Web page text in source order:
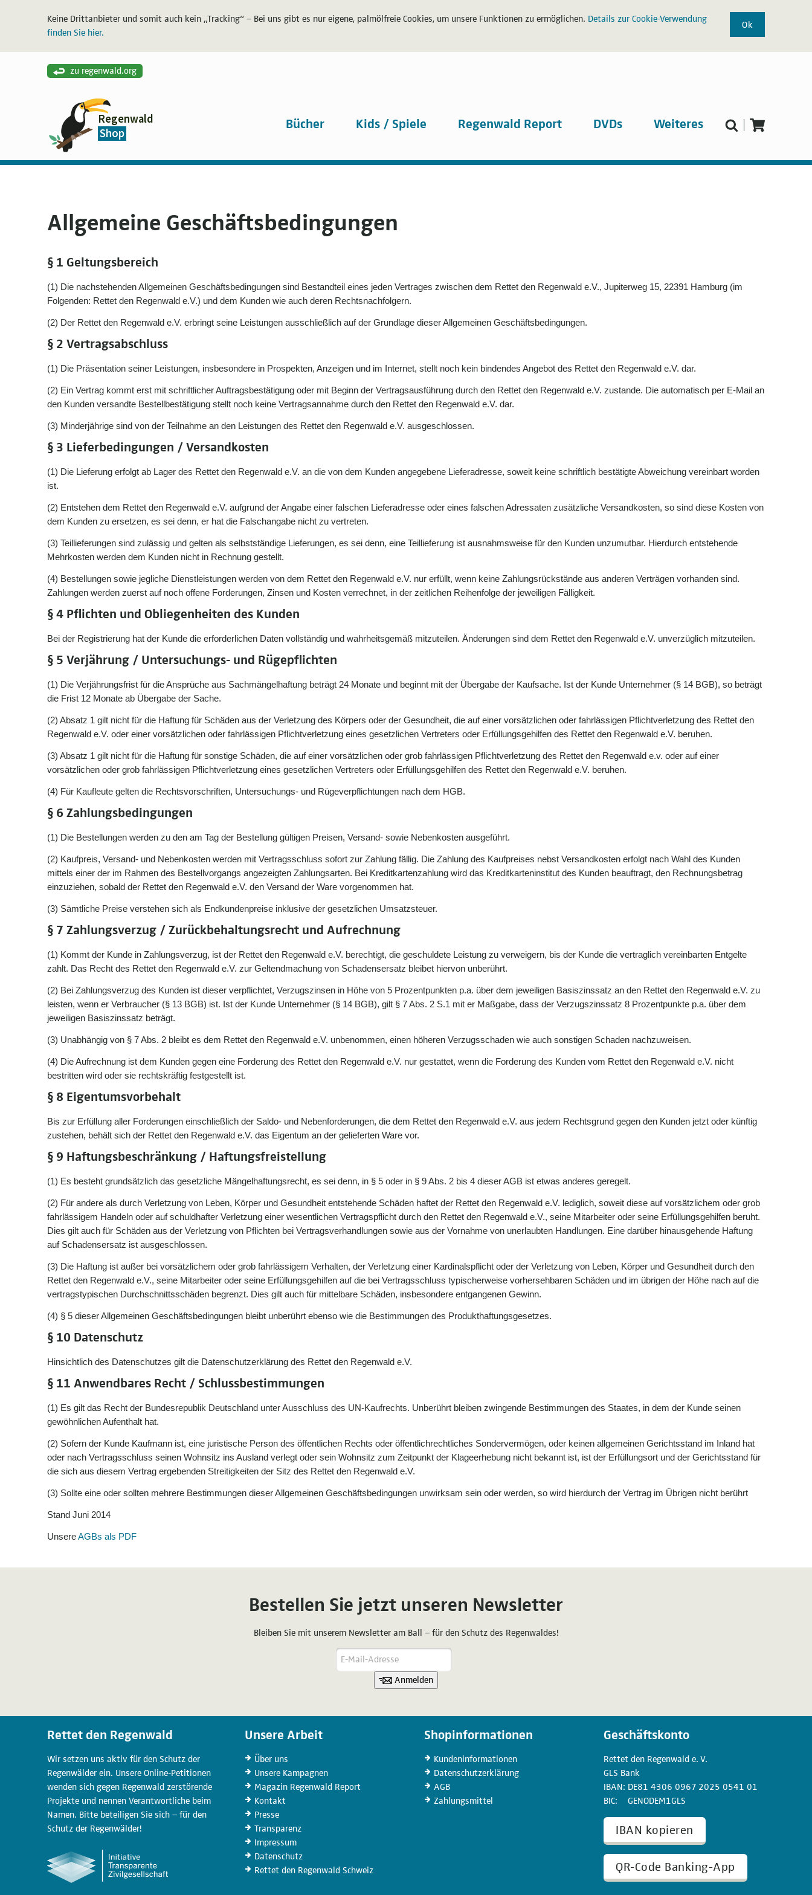
Ok
Keine Drittanbieter und somit auch kein „Tracking“ – Bei uns gibt es nur eigene, palmölfreie Cookies, um unsere Funktionen zu ermöglichen. Details zur Cookie-Verwendung
finden Sie hier.
zu regenwald.org
Regenwald
Shop
Bücher Kids / Spiele Regenwald Report DVDs Weiteres
Allgemeine Geschäftsbedingungen
§ 1 Geltungsbereich
(1) Die nachstehenden Allgemeinen Geschäftsbedingungen sind Bestandteil eines jeden Vertrages zwischen dem Rettet den Regenwald e.V., Jupiterweg 15, 22391 Hamburg (im
Folgenden: Rettet den Regenwald e.V.) und dem Kunden wie auch deren Rechtsnachfolgern.
(2) Der Rettet den Regenwald e.V. erbringt seine Leistungen ausschließlich auf der Grundlage dieser Allgemeinen Geschäftsbedingungen.
§ 2 Vertragsabschluss
(1) Die Präsentation seiner Leistungen, insbesondere in Prospekten, Anzeigen und im Internet, stellt noch kein bindendes Angebot des Rettet den Regenwald e.V. dar.
(2) Ein Vertrag kommt erst mit schriftlicher Auftragsbestätigung oder mit Beginn der Vertragsausführung durch den Rettet den Regenwald e.V. zustande. Die automatisch per E-Mail an
den Kunden versandte Bestellbestätigung stellt noch keine Vertragsannahme durch den Rettet den Regenwald e.V. dar.
(3) Minderjährige sind von der Teilnahme an den Leistungen des Rettet den Regenwald e.V. ausgeschlossen.
§ 3 Lieferbedingungen / Versandkosten
(1) Die Lieferung erfolgt ab Lager des Rettet den Regenwald e.V. an die von dem Kunden angegebene Lieferadresse, soweit keine schriftlich bestätigte Abweichung vereinbart worden
ist.
(2) Entstehen dem Rettet den Regenwald e.V. aufgrund der Angabe einer falschen Lieferadresse oder eines falschen Adressaten zusätzliche Versandkosten, so sind diese Kosten von
dem Kunden zu ersetzen, es sei denn, er hat die Falschangabe nicht zu vertreten.
(3) Teillieferungen sind zulässig und gelten als selbstständige Lieferungen, es sei denn, eine Teillieferung ist ausnahmsweise für den Kunden unzumutbar. Hierdurch entstehende
Mehrkosten werden dem Kunden nicht in Rechnung gestellt.
(4) Bestellungen sowie jegliche Dienstleistungen werden von dem Rettet den Regenwald e.V. nur erfüllt, wenn keine Zahlungsrückstände aus anderen Verträgen vorhanden sind.
Zahlungen werden zuerst auf noch offene Forderungen, Zinsen und Kosten verrechnet, in der zeitlichen Reihenfolge der jeweiligen Fälligkeit.
§ 4 Pflichten und Obliegenheiten des Kunden
Bei der Registrierung hat der Kunde die erforderlichen Daten vollständig und wahrheitsgemäß mitzuteilen. Änderungen sind dem Rettet den Regenwald e.V. unverzüglich mitzuteilen.
§ 5 Verjährung / Untersuchungs- und Rügepflichten
(1) Die Verjährungsfrist für die Ansprüche aus Sachmängelhaftung beträgt 24 Monate und beginnt mit der Übergabe der Kaufsache. Ist der Kunde Unternehmer (§ 14 BGB), so beträgt
die Frist 12 Monate ab Übergabe der Sache.
(2) Absatz 1 gilt nicht für die Haftung für Schäden aus der Verletzung des Körpers oder der Gesundheit, die auf einer vorsätzlichen oder fahrlässigen Pflichtverletzung des Rettet den
Regenwald e.V. oder einer vorsätzlichen oder fahrlässigen Pflichtverletzung eines gesetzlichen Vertreters oder Erfüllungsgehilfen des Rettet den Regenwald e.V. beruhen.
(3) Absatz 1 gilt nicht für die Haftung für sonstige Schäden, die auf einer vorsätzlichen oder grob fahrlässigen Pflichtverletzung des Rettet den Regenwald e.v. oder auf einer
vorsätzlichen oder grob fahrlässigen Pflichtverletzung eines gesetzlichen Vertreters oder Erfüllungsgehilfen des Rettet den Regenwald e.V. beruhen.
(4) Für Kaufleute gelten die Rechtsvorschriften, Untersuchungs- und Rügeverpflichtungen nach dem HGB.
§ 6 Zahlungsbedingungen
(1) Die Bestellungen werden zu den am Tag der Bestellung gültigen Preisen, Versand- sowie Nebenkosten ausgeführt.
(2) Kaufpreis, Versand- und Nebenkosten werden mit Vertragsschluss sofort zur Zahlung fällig. Die Zahlung des Kaufpreises nebst Versandkosten erfolgt nach Wahl des Kunden
mittels einer der im Rahmen des Bestellvorgangs angezeigten Zahlungsarten. Bei Kreditkartenzahlung wird das Kreditkarteninstitut des Kunden beauftragt, den Rechnungsbetrag
einzuziehen, sobald der Rettet den Regenwald e.V. den Versand der Ware vorgenommen hat.
(3) Sämtliche Preise verstehen sich als Endkundenpreise inklusive der gesetzlichen Umsatzsteuer.
§ 7 Zahlungsverzug / Zurückbehaltungsrecht und Aufrechnung
(1) Kommt der Kunde in Zahlungsverzug, ist der Rettet den Regenwald e.V. berechtigt, die geschuldete Leistung zu verweigern, bis der Kunde die vertraglich vereinbarten Entgelte
zahlt. Das Recht des Rettet den Regenwald e.V. zur Geltendmachung von Schadensersatz bleibet hiervon unberührt.
(2) Bei Zahlungsverzug des Kunden ist dieser verpflichtet, Verzugszinsen in Höhe von 5 Prozentpunkten p.a. über dem jeweiligen Basiszinssatz an den Rettet den Regenwald e.V. zu
leisten, wenn er Verbraucher (§ 13 BGB) ist. Ist der Kunde Unternehmer (§ 14 BGB), gilt § 7 Abs. 2 S.1 mit er Maßgabe, dass der Verzugszinssatz 8 Prozentpunkte p.a. über dem
jeweiligen Basiszinssatz beträgt.
(3) Unabhängig von § 7 Abs. 2 bleibt es dem Rettet den Regenwald e.V. unbenommen, einen höheren Verzugsschaden wie auch sonstigen Schaden nachzuweisen.
(4) Die Aufrechnung ist dem Kunden gegen eine Forderung des Rettet den Regenwald e.V. nur gestattet, wenn die Forderung des Kunden vom Rettet den Regenwald e.V. nicht
bestritten wird oder sie rechtskräftig festgestellt ist.
§ 8 Eigentumsvorbehalt
Bis zur Erfüllung aller Forderungen einschließlich der Saldo- und Nebenforderungen, die dem Rettet den Regenwald e.V. aus jedem Rechtsgrund gegen den Kunden jetzt oder künftig
zustehen, behält sich der Rettet den Regenwald e.V. das Eigentum an der gelieferten Ware vor.
§ 9 Haftungsbeschränkung / Haftungsfreistellung
(1) Es besteht grundsätzlich das gesetzliche Mängelhaftungsrecht, es sei denn, in § 5 oder in § 9 Abs. 2 bis 4 dieser AGB ist etwas anderes geregelt.
(2) Für andere als durch Verletzung von Leben, Körper und Gesundheit entstehende Schäden haftet der Rettet den Regenwald e.V. lediglich, soweit diese auf vorsätzlichem oder grob
fahrlässigem Handeln oder auf schuldhafter Verletzung einer wesentlichen Vertragspflicht durch den Rettet den Regenwald e.V., seine Mitarbeiter oder seine Erfüllungsgehilfen beruht.
Dies gilt auch für Schäden aus der Verletzung von Pflichten bei Vertragsverhandlungen sowie aus der Vornahme von unerlaubten Handlungen. Eine darüber hinausgehende Haftung
auf Schadensersatz ist ausgeschlossen.
(3) Die Haftung ist außer bei vorsätzlichem oder grob fahrlässigem Verhalten, der Verletzung einer Kardinalspflicht oder der Verletzung von Leben, Körper und Gesundheit durch den
Rettet den Regenwald e.V., seine Mitarbeiter oder seine Erfüllungsgehilfen auf die bei Vertragsschluss typischerweise vorhersehbaren Schäden und im übrigen der Höhe nach auf die
vertragstypischen Durchschnittsschäden begrenzt. Dies gilt auch für mittelbare Schäden, insbesondere entgangenen Gewinn.
(4) § 5 dieser Allgemeinen Geschäftsbedingungen bleibt unberührt ebenso wie die Bestimmungen des Produkthaftungsgesetzes.
§ 10 Datenschutz
Hinsichtlich des Datenschutzes gilt die Datenschutzerklärung des Rettet den Regenwald e.V.
§ 11 Anwendbares Recht / Schlussbestimmungen
(1) Es gilt das Recht der Bundesrepublik Deutschland unter Ausschluss des UN-Kaufrechts. Unberührt bleiben zwingende Bestimmungen des Staates, in dem der Kunde seinen
gewöhnlichen Aufenthalt hat.
(2) Sofern der Kunde Kaufmann ist, eine juristische Person des öffentlichen Rechts oder öffentlichrechtliches Sondervermögen, oder keinen allgemeinen Gerichtsstand im Inland hat
oder nach Vertragsschluss seinen Wohnsitz ins Ausland verlegt oder sein Wohnsitz zum Zeitpunkt der Klageerhebung nicht bekannt ist, ist der Erfüllungsort und der Gerichtsstand für
die sich aus diesem Vertrag ergebenden Streitigkeiten der Sitz des Rettet den Regenwald e.V.
(3) Sollte eine oder sollten mehrere Bestimmungen dieser Allgemeinen Geschäftsbedingungen unwirksam sein oder werden, so wird hierdurch der Vertrag im Übrigen nicht berührt
Stand Juni 2014
UnsereAGBs als PDF
Bestellen Sie jetzt unseren Newsletter
Bleiben Sie mit unserem Newsletter am Ball – für den Schutz des Regenwaldes!
Anmelden
Rettet den Regenwald
Wir setzen uns aktiv für den Schutz der
Regenwälder ein. Unsere Online-Petitionen
wenden sich gegen Regenwald zerstörende
Projekte und nennen Verantwortliche beim
Namen. Bitte beteiligen Sie sich – für den
Schutz der Regenwälder!
Unsere Arbeit
Über uns
Unsere Kampagnen
Magazin Regenwald Report
Kontakt
Presse
Transparenz
Impressum
Datenschutz
Rettet den Regenwald Schweiz
Shopinformationen
Kunden­informationen
Datenschutz­erklärung
AGB
Zahlungs­mittel
Geschäftskonto
Rettet den Regenwald e. V.
GLS Bank
IBAN
DE81 4306 0967 2025 0541 01
BIC
GENODEM1GLS
IBAN kopieren
QR-Code Banking-App